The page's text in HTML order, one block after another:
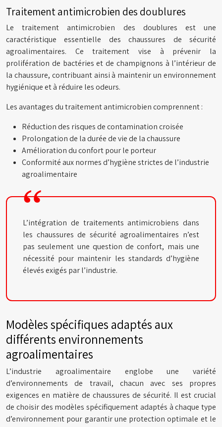
Traitement antimicrobien des doublures
Le traitement antimicrobien des doublures est une
caractéristique essentielle des chaussures de sécurité
agroalimentaires. Ce traitement vise à prévenir la
prolifération de bactéries et de champignons à l’intérieur de
la chaussure, contribuant ainsi à maintenir un environnement
hygiénique et à réduire les odeurs.
Les avantages du traitement antimicrobien comprennent :
Réduction des risques de contamination croisée
Prolongation de la durée de vie de la chaussure
Amélioration du confort pour le porteur
Conformité aux normes d’hygiène strictes de l’industrie
agroalimentaire
L’intégration de traitements antimicrobiens dans
les chaussures de sécurité agroalimentaires n’est
pas seulement une question de confort, mais une
nécessité pour maintenir les standards d’hygiène
élevés exigés par l’industrie.
Modèles spécifiques adaptés aux
différents environnements
agroalimentaires
L’industrie agroalimentaire englobe une variété
d’environnements de travail, chacun avec ses propres
exigences en matière de chaussures de sécurité. Il est crucial
de choisir des modèles spécifiquement adaptés à chaque type
d’environnement pour garantir une protection optimale et le